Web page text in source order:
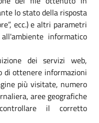
lo stato della risposta
ecc.) e altri parametri
informatico
dei servizi web,
di ottenere informazioni
più visitate, numero
aree geografiche
il corretto